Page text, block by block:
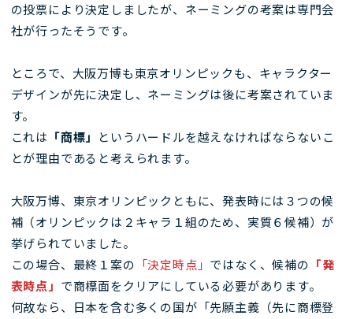
の投票により決定しましたが、ネーミングの考案は専門会
社が行ったそうです。
ところで、大阪万博も東京オリンピックも、キャラクター
デザインが先に決定し、ネーミングは後に考案されていま
す。
これは 「商標」
というハードルを越えなければならないこ
とが理由であると考えられます。
大阪万博、東京オリンピックともに、発表時には３つの候
補（オリンピックは２キャラ１組のため、実質６候補）が
挙げられていました。
この場合、最終１案の 「決定時点」 ではなく、候補の 「発
表時点」 で商標面をクリアにしている必要があります。
何故なら、日本を含む多くの国が「先願主義（先に商標登